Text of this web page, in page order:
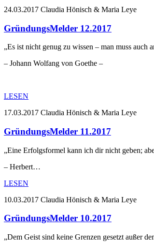
24.03.2017 Claudia Hönisch & Maria Leye
GründungsMelder 12.2017
„Es ist nicht genug zu wissen – man muss auch
– Johann Wolfang von Goethe –
LESEN
17.03.2017 Claudia Hönisch & Maria Leye
GründungsMelder 11.2017
„Eine Erfolgsformel kann ich dir nicht geben;
– Herbert…
LESEN
10.03.2017 Claudia Hönisch & Maria Leye
GründungsMelder 10.2017
„Dem Geist sind keine Grenzen gesetzt außer